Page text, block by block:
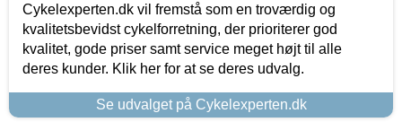
Cykelexperten.dk vil fremstå som en troværdig og
kvalitetsbevidst cykelforretning, der prioriterer god
kvalitet, gode priser samt service meget højt til alle
deres kunder. Klik her for at se deres udvalg.
Se udvalget på Cykelexperten.dk